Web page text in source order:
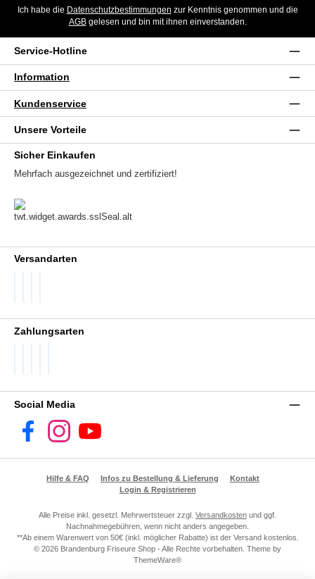
Ich habe die Datenschutzbestimmungen
AGBgelesen und bin mit ihnen einverstanden.
Service-Hotline
Information
Kundenservice
Unsere Vorteile
Sicher Einkaufen
Mehrfach ausgezeichnet und zertifiziert!
Versandarten
Zahlungsarten
Social Media
FacebookInstagramYouTube
Hilfe & FAQ Infos zu Bestellung & Lieferung
Kontakt
Login & Registrieren
Alle Preise inkl. gesetzl. Mehrwertsteuer zzgl. Versandkosten und ggf.
Nachnahmegebühren, wenn nicht anders angegeben.
**Ab einem Warenwert von 50€ (inkl. möglicher Rabatte) ist der Versand kostenlos.
© 2026 Brandenburg Friseure Shop - Alle Rechte vorbehalten. Theme by
ThemeWare®